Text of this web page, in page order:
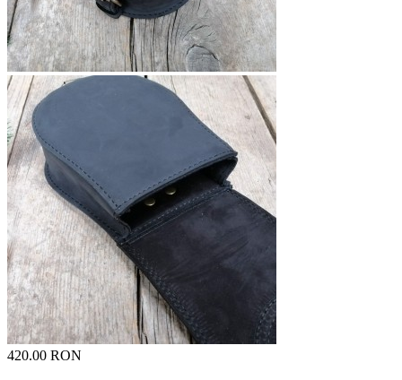
420.00 RON